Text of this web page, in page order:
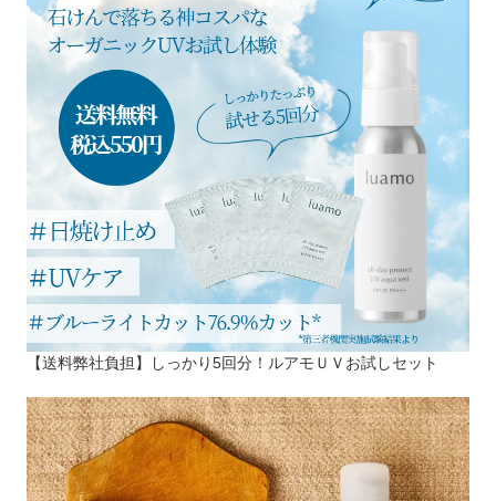
【送料弊社負担】しっかり5回分！ルアモＵＶお試しセット